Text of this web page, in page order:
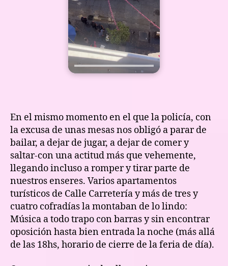
En el mismo momento en el que la policía, con
la excusa de unas mesas nos obligó a parar de
bailar, a dejar de jugar, a dejar de comer y
saltar-con una actitud más que vehemente,
llegando incluso a romper y tirar parte de
nuestros enseres. Varios apartamentos
turísticos de Calle Carretería y más de tres y
cuatro cofradías la montaban de lo lindo:
Música a todo trapo con barras y sin encontrar
oposición hasta bien entrada la noche (más allá
de las 18hs, horario de cierre de la feria de día).